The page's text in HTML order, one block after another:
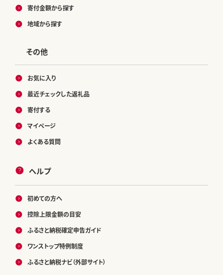
寄付金額から探す
地域から探す
その他
お気に入り
最近チェックした返礼品
寄付する
マイページ
よくある質問
ヘルプ
初めての方へ
控除上限金額の目安
ふるさと納税確定申告ガイド
ワンストップ特例制度
ふるさと納税ナビ（外部サイト）